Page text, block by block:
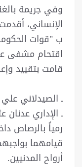
وفي جريمة
الإنساني،
ب "قوات
اقتحام مشفى
قامت بتقييد
ـ الصيدلاني
ـ الإداري عدنان
رمياً بالرصاص
قيامهما
أرواح المدنيين.